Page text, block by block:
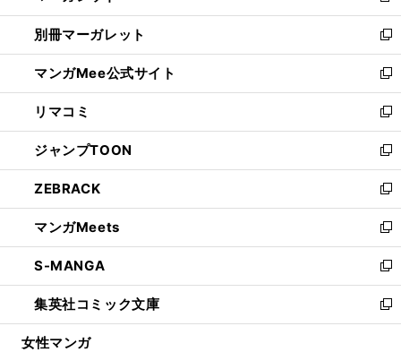
開
く
ウ
で
開
く
ウ
ィ
ン
ド
ウ
で
開
く
し
い
ウ
ィ
ン
ド
ウ
で
開
く
別冊マーガレット
新
し
い
ウ
ィ
ン
ド
ウ
で
開
く
マンガMee公式サイト
新
し
い
ウ
ィ
ン
ド
ウ
で
開
く
リマコミ
新
し
い
ウ
ィ
ン
ド
ウ
で
開
く
ジャンプTOON
新
し
い
ウ
ィ
ン
ド
ウ
で
開
ZEBRACK
新
し
い
ウ
ィ
ン
ド
ウ
マンガMeets
新
し
い
ウ
ィ
ン
S-MANGA
新
し
い
ウ
集英社コミック文庫
新
し
女性マンガ